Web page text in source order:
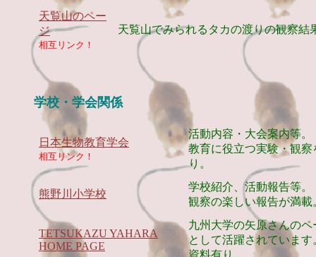
天覧山のペー
ジ
相互リンク！
天覧山でみられるタカの渡りの観察結
学校・学会関係
日本生物教育学会
相互リンク！
活動内容・大会案内等
教育に役立つ実験・観
り。
熊野川小学校
学校紹介、活動報告等
観察の楽しい報告が満載
TETSUKAZU YAHARA
HOME PAGE
九州大学の矢原さんの
として活躍されていま
資料有り。